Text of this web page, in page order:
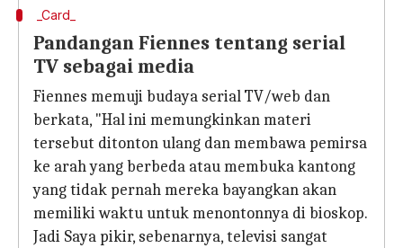
_Card_
Pandangan Fiennes tentang serial
TV sebagai media
Fiennes memuji budaya serial TV/web dan
berkata, "Hal ini memungkinkan materi
tersebut ditonton ulang dan membawa pemirsa
ke arah yang berbeda atau membuka kantong
yang tidak pernah mereka bayangkan akan
memiliki waktu untuk menontonnya di bioskop.
Jadi Saya pikir, sebenarnya, televisi sangat